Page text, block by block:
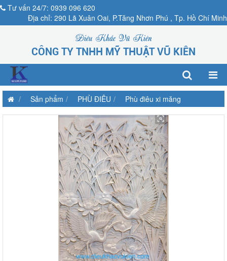
Tư vấn 24/7: 0939 096 620
Địa chỉ: 290 Lã Xuân Oai, P.Tăng Nhơn Phú , Tp. Hồ Chí Minh
Điêu Khắc Vũ Kiên
CÔNG TY TNHH MỸ THUẬT VŨ KIÊN
Sản phẩm PHÙ ĐIÊU Phù điêu xi măng